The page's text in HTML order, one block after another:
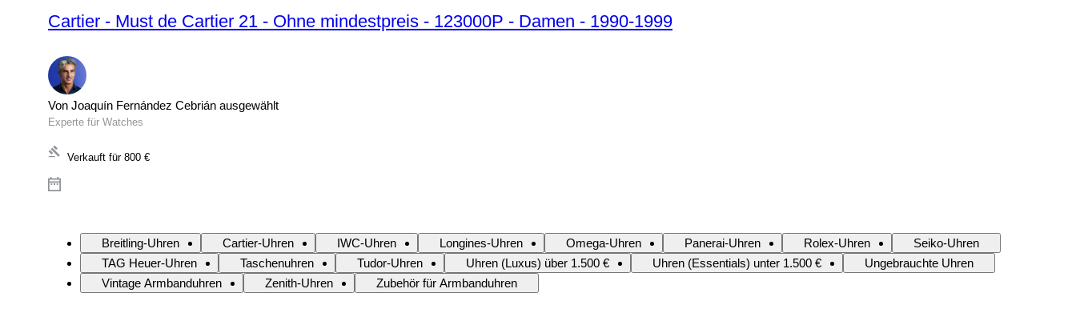
Cartier - Must de Cartier 21 - Ohne mindestpreis - 123000P - Damen - 1990-1999
Von Joaquín Fernández Cebrián ausgewählt
Experte für Watches
Verkauft für 800 €
Breitling-Uhren Cartier-Uhren IWC-Uhren Longines-Uhren Omega-Uhren Panerai-Uhren Rolex-Uhren
Seiko-Uhren
TAG Heuer-Uhren
Taschenuhren Tudor-Uhren Uhren (Luxus) über 1.500 € Uhren (Essentials) unter 1.500 €
Ungebrauchte Uhren
Vintage Armbanduhren
Zenith-Uhren Zubehör für Armbanduhren